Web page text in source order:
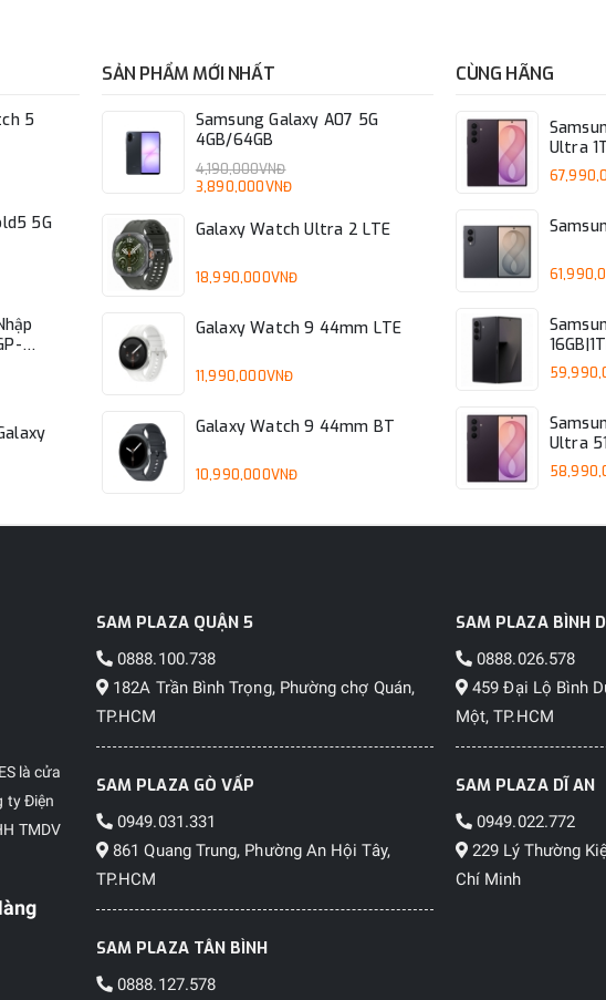
5
5G
SẢN PHẨM MỚI NHẤT
Samsung Galaxy A07 5G
4GB/64GB
4,190,000VNĐ
3,890,000VNĐ
Galaxy Watch Ultra 2 LTE
18,990,000VNĐ
Galaxy Watch 9 44mm LTE
11,990,000VNĐ
Galaxy Watch 9 44mm BT
10,990,000VNĐ
CÙNG HÃNG
Ultra
Ultra
là cửa
ty Điện
TMDV
SAM PLAZA QUẬN 5
0888.100.738
182A Trần Bình Trọng, Phường chợ Quán,
TP.HCM
SAM PLAZA GÒ VẤP
0949.031.331
861 Quang Trung, Phường An Hội Tây,
TP.HCM
SAM PLAZA TÂN BÌNH
0888.127.578
SAM PLAZA BÌNH
0888.026.578
459 Đại Lộ Bình
Một, TP.HCM
SAM PLAZA DĨ AN
0949.022.772
229 Lý Thường
Chí Minh